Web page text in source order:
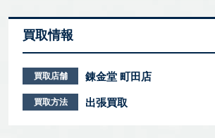
買取情報
買取店舗 錬金堂 町田店
買取方法 出張買取